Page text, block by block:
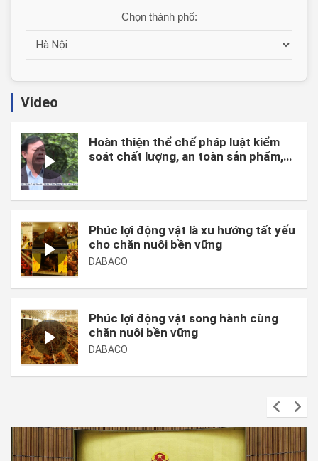
Chọn thành phố:
Video
Hoàn thiện thể chế pháp luật kiểm
soát chất lượng, an toàn sản phẩm,
Phúc lợi động vật là xu hướng tất yếu
cho chăn nuôi bền vững
DABACO
Phúc lợi động vật song hành cùng
chăn nuôi bền vững
DABACO